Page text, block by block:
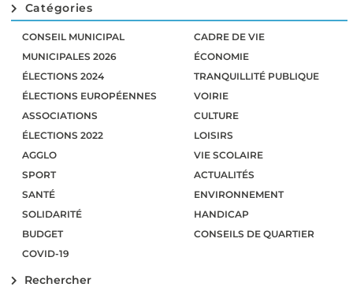
Catégories
CONSEIL MUNICIPAL
MUNICIPALES 2026
ÉLECTIONS 2024
ÉLECTIONS EUROPÉENNES
ASSOCIATIONS
ÉLECTIONS 2022
AGGLO
SPORT
SANTÉ
SOLIDARITÉ
BUDGET
COVID-19
CADRE DE VIE
ÉCONOMIE
TRANQUILLITÉ PUBLIQUE
VOIRIE
CULTURE
LOISIRS
VIE SCOLAIRE
ACTUALITÉS
ENVIRONNEMENT
HANDICAP
CONSEILS DE QUARTIER
Rechercher